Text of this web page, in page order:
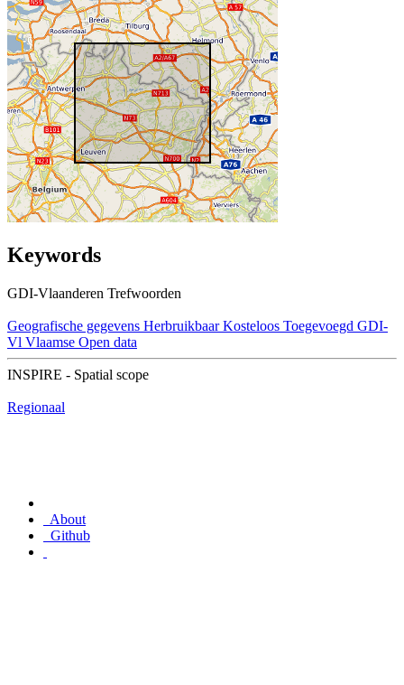
Keywords
GDI-Vlaanderen Trefwoorden
Geografische gegevens Herbruikbaar Kosteloos Toegevoegd GDI-
Vl Vlaamse Open data
INSPIRE - Spatial scope
Regionaal
About
Github